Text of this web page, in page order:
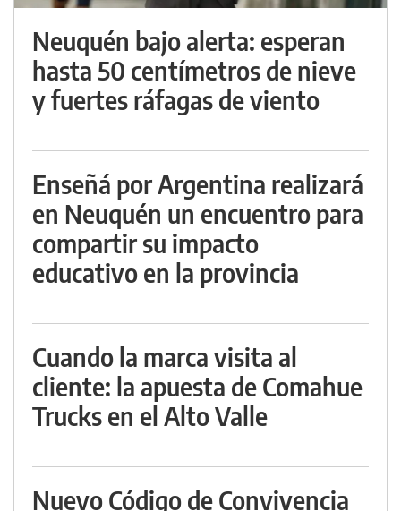
Neuquén bajo alerta: esperan
hasta 50 centímetros de nieve
y fuertes ráfagas de viento
Enseñá por Argentina realizará
en Neuquén un encuentro para
compartir su impacto
educativo en la provincia
Cuando la marca visita al
cliente: la apuesta de Comahue
Trucks en el Alto Valle
Nuevo Código de Convivencia